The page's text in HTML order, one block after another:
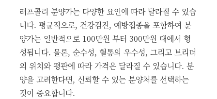
러프콜리 분양가는 다양한 요인에 따라 달라질 수 있습
니다. 평균적으로, 건강검진, 예방접종을 포함하여 분
양가는 일반적으로 100만원 부터 300만원 대에서 형
성됩니다. 물론, 순수성, 혈통의 우수성, 그리고 브리더
의 위치와 평판에 따라 가격은 달라질 수 있습니다. 분
양을 고려한다면, 신뢰할 수 있는 분양처를 선택하는
것이 중요합니다.